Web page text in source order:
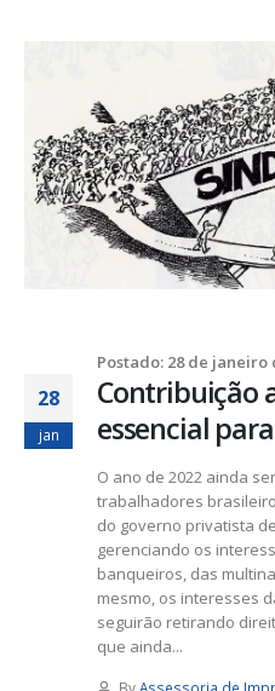
Postado: 28 de janeiro
28
jan
Contribuição
essencial
O ano de 2022 ainda
trabalhadores
do governo privatista
gerenciando os
banqueiros, das
mesmo, os interesses
seguirão retirando
que ainda...